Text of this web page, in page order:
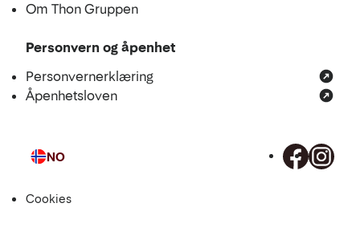
Om Thon Gruppen
Personvern og åpenhet
Personvernerklæring
Åpenhetsloven
Språk
NO
Cookies